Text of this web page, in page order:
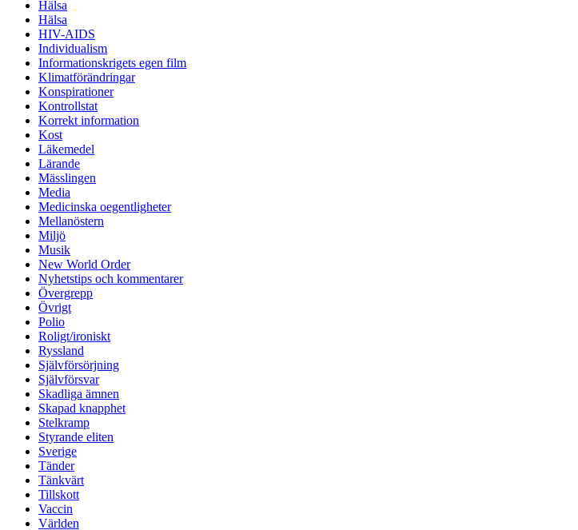
Hälsa
Hälsa
HIV-AIDS
Individualism
Informationskrigets egen film
Klimatförändringar
Konspirationer
Kontrollstat
Korrekt information
Kost
Läkemedel
Lärande
Mässlingen
Media
Medicinska oegentligheter
Mellanöstern
Miljö
Musik
New World Order
Nyhetstips och kommentarer
Övergrepp
Övrigt
Polio
Roligt/ironiskt
Ryssland
Självförsörjning
Självförsvar
Skadliga ämnen
Skapad knapphet
Stelkramp
Styrande eliten
Sverige
Tänder
Tänkvärt
Tillskott
Vaccin
Världen